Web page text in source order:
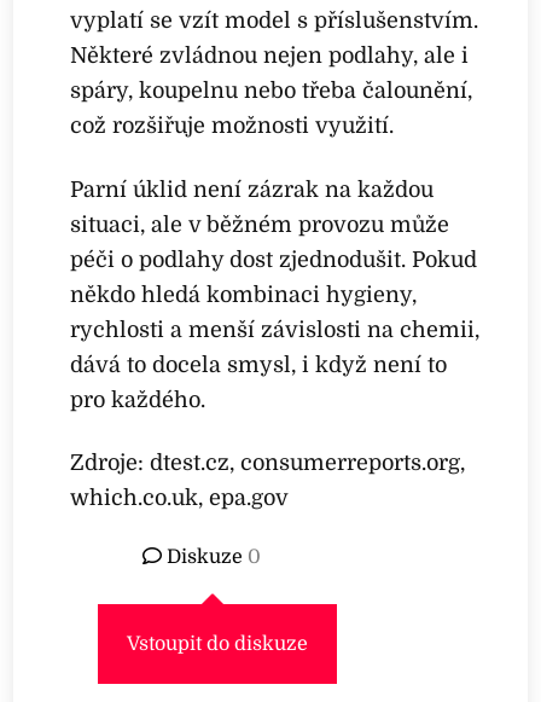
vyplatí se vzít model s příslušenstvím.
Některé zvládnou nejen podlahy, ale i
spáry, koupelnu nebo třeba čalounění,
což rozšiřuje možnosti využití.
Parní úklid není zázrak na každou
situaci, ale v běžném provozu může
péči o podlahy dost zjednodušit. Pokud
někdo hledá kombinaci hygieny,
rychlosti a menší závislosti na chemii,
dává to docela smysl, i když není to
pro každého.
Zdroje: dtest.cz, consumerreports.org,
which.co.uk, epa.gov
Diskuze 0
Vstoupit do diskuze